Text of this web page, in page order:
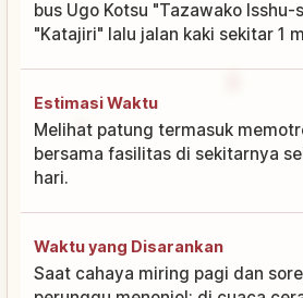
bus Ugo Kotsu "Tazawako
"Katajiri" lalu jalan kaki sekitar 1
Estimasi Waktu
Melihat patung termasuk
bersama fasilitas di sekitarnya
hari.
Waktu yang Disarankan
Saat cahaya miring pagi dan